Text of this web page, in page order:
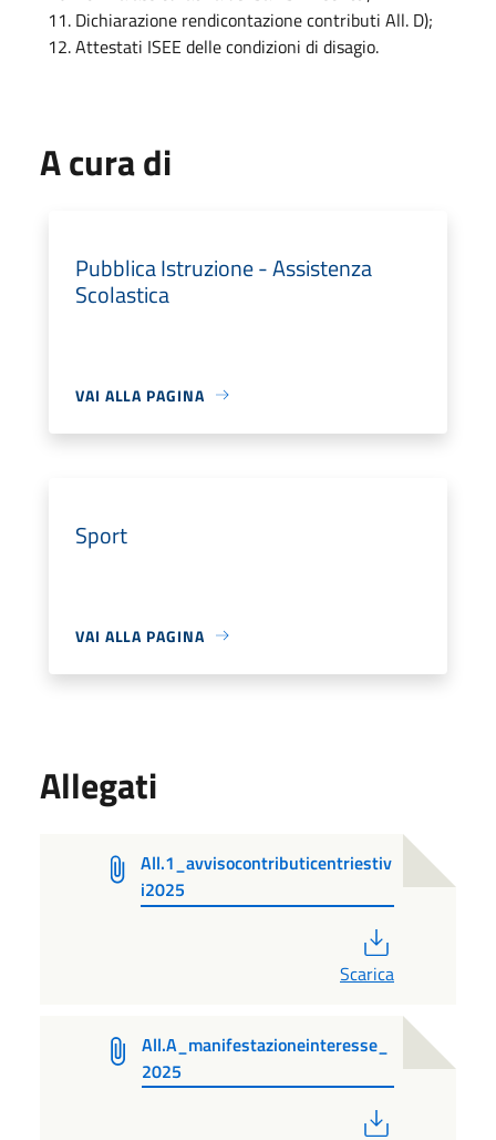
Dichiarazione rendicontazione contributi All. D);
Attestati ISEE delle condizioni di disagio.
A cura di
Pubblica Istruzione - Assistenza
Scolastica
VAI ALLA PAGINA
Sport
VAI ALLA PAGINA
Allegati
All.1_avvisocontributicentriestiv
i2025
Scarica
All.A_manifestazioneinteresse_
2025